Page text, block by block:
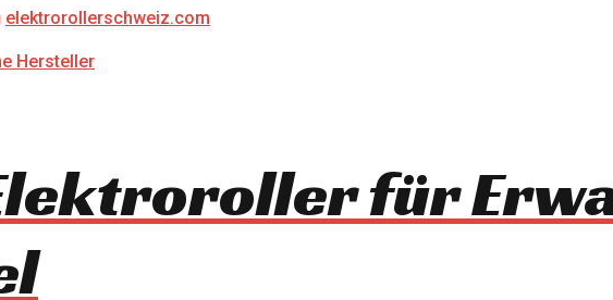
elektrorollerschweiz.com
für